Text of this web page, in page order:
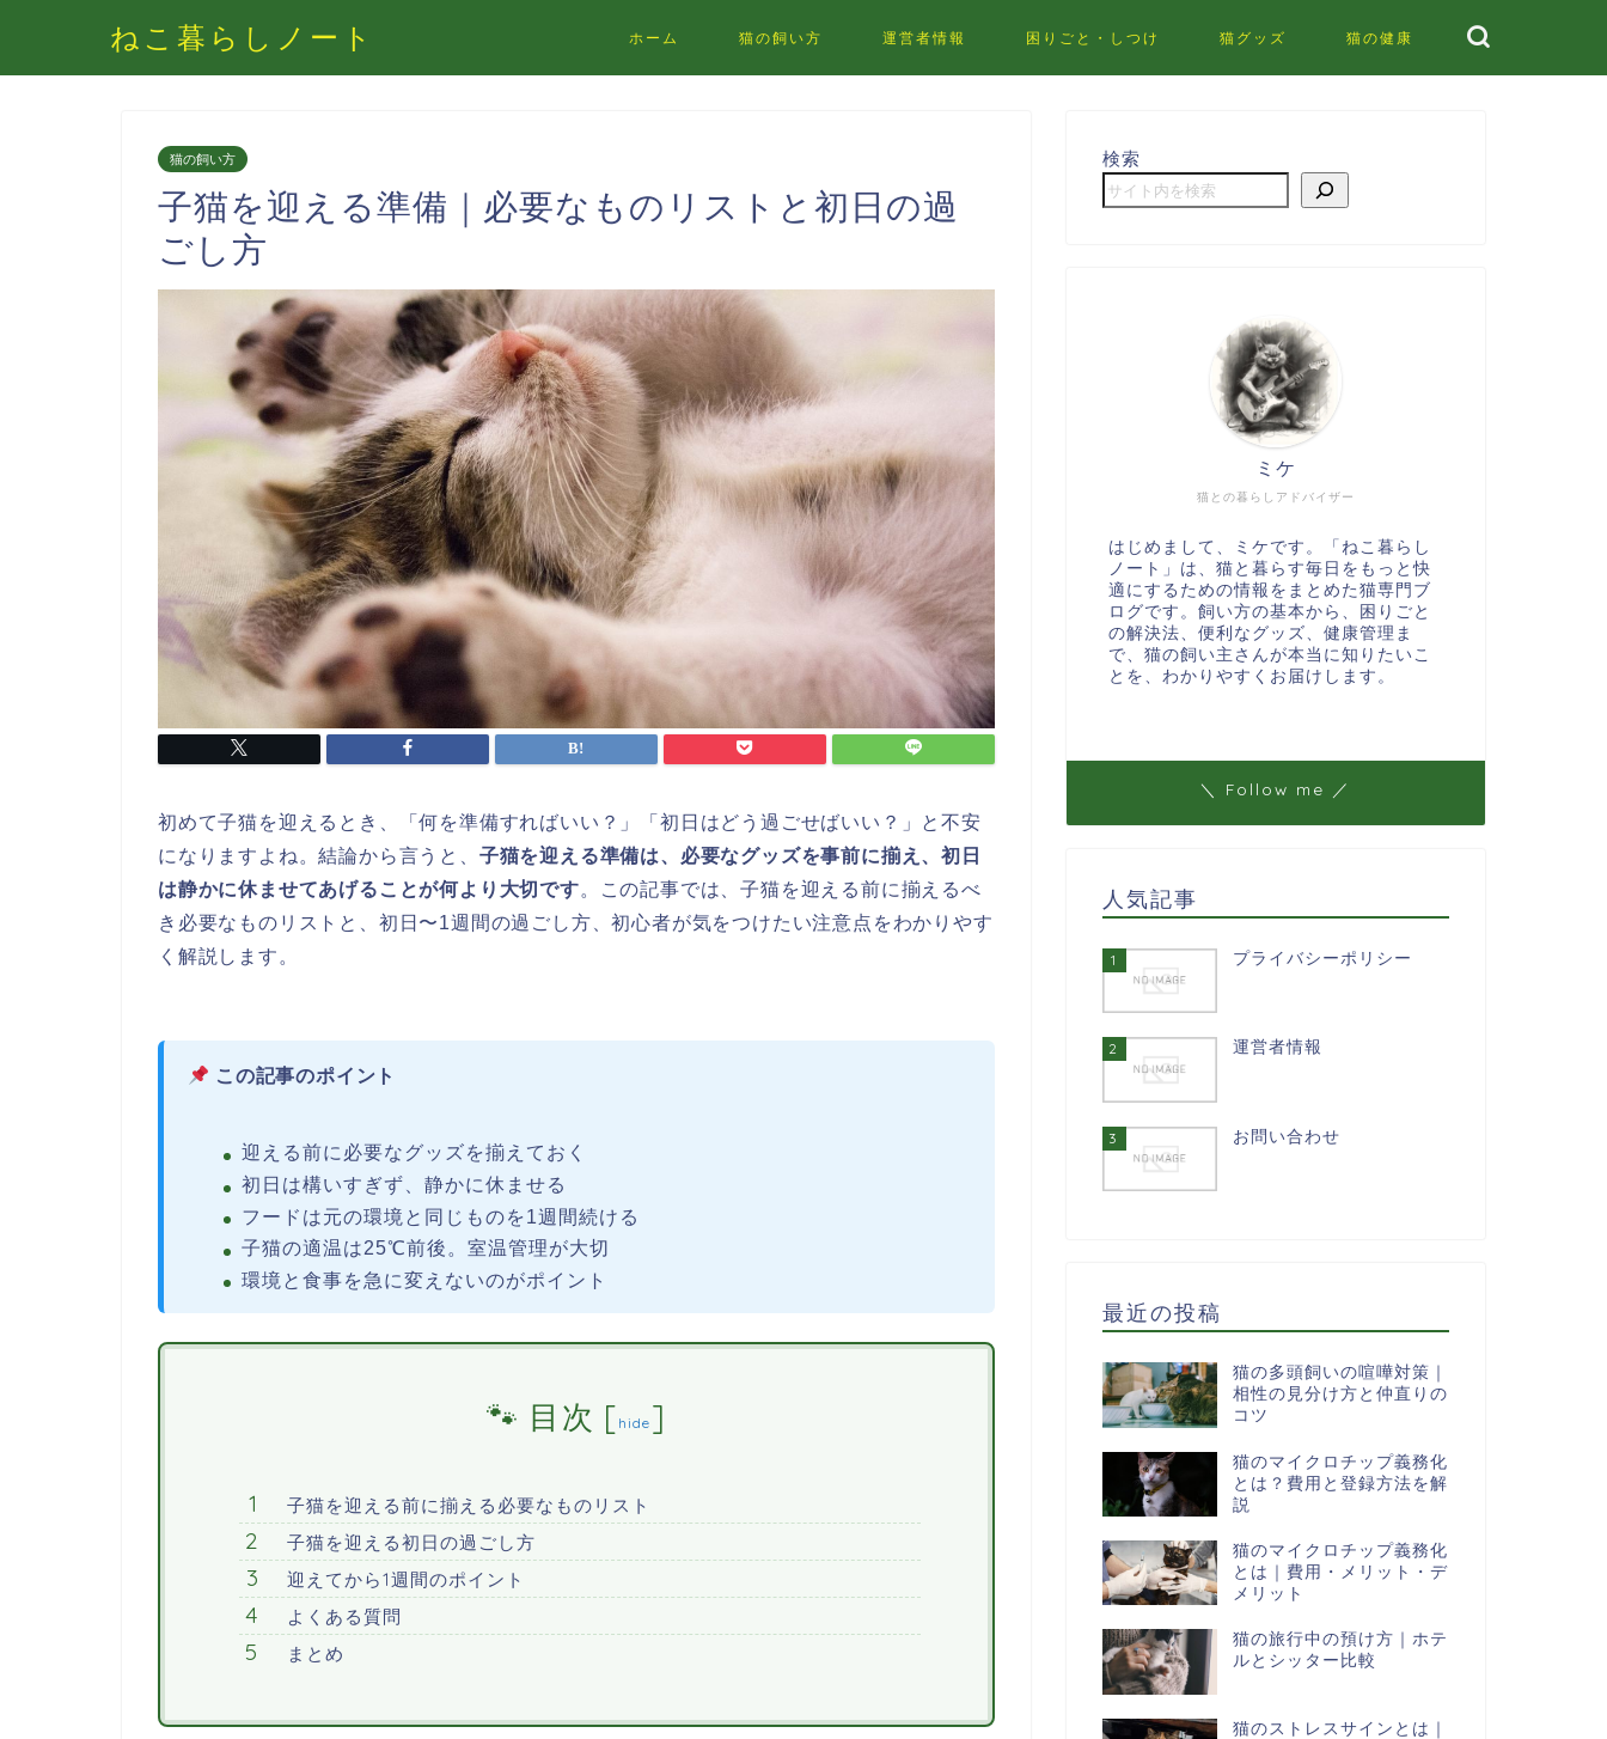
ねこ暮らしノート ホーム 猫の飼い方 運営者情報 困りごと・しつけ 猫グッズ 猫の健康
猫の飼い方
子猫を迎える準備｜必要なものリストと初日の過
ごし方
初めて子猫を迎えるとき、「何を準備すればいい？」「初日はどう過ごせばいい？」と不安
になりますよね。結論から言うと、 子猫を迎える準備は、必要なグッズを事前に揃え、初日
は静かに休ませてあげることが何より大切です。この記事では、子猫を迎える前に揃えるべ
き必要なものリストと、初日〜1週間の過ごし方、初心者が気をつけたい注意点をわかりやす
く解説します。
この記事のポイント
迎える前に必要なグッズを揃えておく
初日は構いすぎず、静かに休ませる
フードは元の環境と同じものを1週間続ける
子猫の適温は25℃前後。室温管理が大切
環境と食事を急に変えないのがポイント
目次 [ hide ]
子猫を迎える前に揃える必要なものリスト
子猫を迎える初日の過ごし方
迎えてから1週間のポイント
よくある質問
まとめ
検索
猫との暮らしアドバイザー
ミケ
はじめまして、ミケです。「ねこ暮らし
ノート」は、猫と暮らす毎日をもっと快
適にするための情報をまとめた猫専門ブ
ログです。飼い方の基本から、困りごと
の解決法、便利なグッズ、健康管理ま
で、猫の飼い主さんが本当に知りたいこ
とを、わかりやすくお届けします。
＼ Follow me ／
人気記事
1 プライバシーポリシー
2 運営者情報
3 お問い合わせ
最近の投稿
猫の多頭飼いの喧嘩対策｜
相性の見分け方と仲直りの
コツ
猫のマイクロチップ義務化
とは？費用と登録方法を解
説
猫のマイクロチップ義務化
とは｜費用・メリット・デ
メリット
猫の旅行中の預け方｜ホテ
ルとシッター比較
猫のストレスサインとは｜